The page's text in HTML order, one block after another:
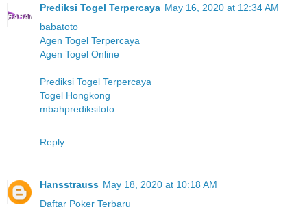
Prediksi Togel Terpercaya May 16, 2020 at 12:34 AM
babatoto
Agen Togel Terpercaya
Agen Togel Online
Prediksi Togel Terpercaya
Togel Hongkong
mbahprediksitoto
Reply
Hansstrauss May 18, 2020 at 10:18 AM
Daftar Poker Terbaru